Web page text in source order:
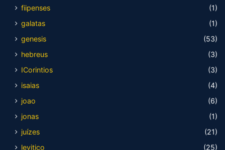
fiipenses
(1)
galatas
(1)
genesis
(53)
hebreus
(3)
ICorintios
(3)
isaias
(4)
joao
(6)
jonas
(1)
juízes
(21)
levitico
(25)